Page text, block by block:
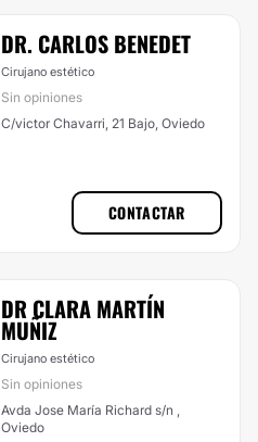
DR. CARLOS BENEDET
Cirujano estético
Sin opiniones
C/victor Chavarri, 21 Bajo, Oviedo
CONTACTAR
DR CLARA MARTÍ­N
MUÑIZ
Cirujano estético
Sin opiniones
Avda Jose María Richard s/n ,
Oviedo